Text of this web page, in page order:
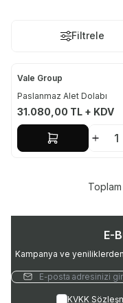
Filtrele
Vale Group
Paslanmaz Alet Dolabı
31.080,00 TL + KDV
Sepete Ekle
Toplam
E-
Kampanya ve
KVKK